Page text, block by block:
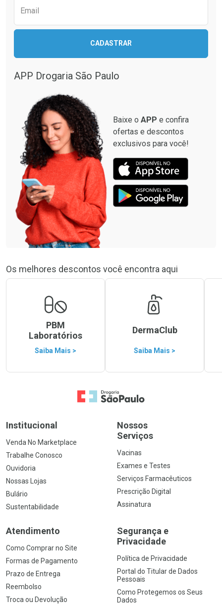
Email
CADASTRAR
APP Drogaria São Paulo
Baixe o APP e confira
ofertas e descontos
exclusivos para você!
Os melhores descontos você encontra aqui
PBM
Laboratórios
Saiba Mais >
DermaClub
Saiba Mais >
Ir para a Home
Institucional
Venda No Marketplace
Trabalhe Conosco
Ouvidoria
Nossas Lojas
Bulário
Sustentabilidade
Nossos
Serviços
Vacinas
Exames e Testes
Serviços Farmacêuticos
Prescrição Digital
Assinatura
Atendimento
Como Comprar no Site
Formas de Pagamento
Prazo de Entrega
Reembolso
Troca ou Devolução
Segurança e
Privacidade
Política de Privacidade
Portal do Titular de Dados
Pessoais
Como Protegemos os Seus
Dados